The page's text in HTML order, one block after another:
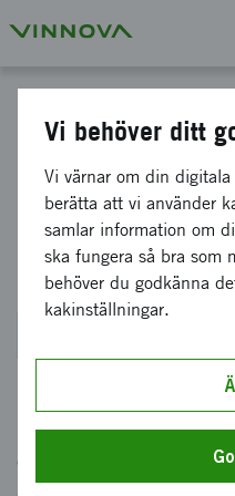
PiiA:
hållbar -
Syftet med
och konkurrenskraft
Vi behöver ditt
Vi värnar om din
berätta att vi använder
samlar information om
ska fungera så bra som
behöver du godkänna
kakinställningar.